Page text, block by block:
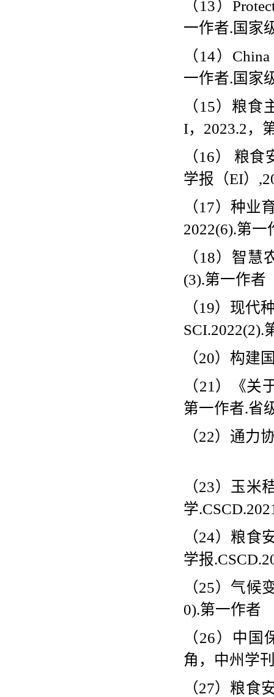
（ 13 ）
一作者. 国家
（ 14） China
一作者. 国家
（ 15）粮食
I， 2023.2，
（16） 粮食
学报（EI）
（17）种业
2022(6).第一
（ 18）智慧
(3).第一作者
（19）现代
SCI.2022(2).
（20）构建
（21 ）《关
第一作者.省
（22）通力
（23）玉米
学
（24）粮食
学报
（25）气候
0).第一作者
（26 ）中国
角，中州学
（27）粮食